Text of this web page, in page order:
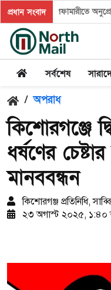
প্রধান সংবাদনীলফামারীতে
সর্বশেষ
/ অপরাধ
কিশোরগঞ্জে
ধর্ষণের
মানববন্ধন
কিশোরগঞ্জ প্রতিনিধি,
২৩ অগাস্ট ২০২৫, ১:৪০